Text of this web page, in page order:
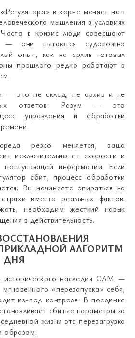
в корне меняет наш
мышления в условиях
Часто в кризис люди совершают
— они пытаются судорожно
опыт, как на архив готовых
прошлого редко работают в
— это не склад, не архив и не
ответов. Разум — это
управления и обработки
резко меняется, ваша
исключительно от скорости и
поступающей информации. Если
сбит, процесс обработки
Вы начинаете опираться на
вместо реальных фактов.
необходим жесткий навык
в действительность.
АЛГОРИТМ
ДНЯ
исторического наследия САМ —
«перезапуска» себя,
из-под контроля. В поединке
сбитые параметры за
жизни эта перезагрузка
образом: